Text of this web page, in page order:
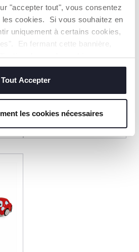
"accepter tout", vous consentez
les cookies. Si vous souhaitez en
uniquement à certains cookies,
En fermant cette bannière,
des seuls cookies
au service demandé.
Tout Accepter
les cookies nécessaires
Voiture Eco+ Bleue
8,99 €